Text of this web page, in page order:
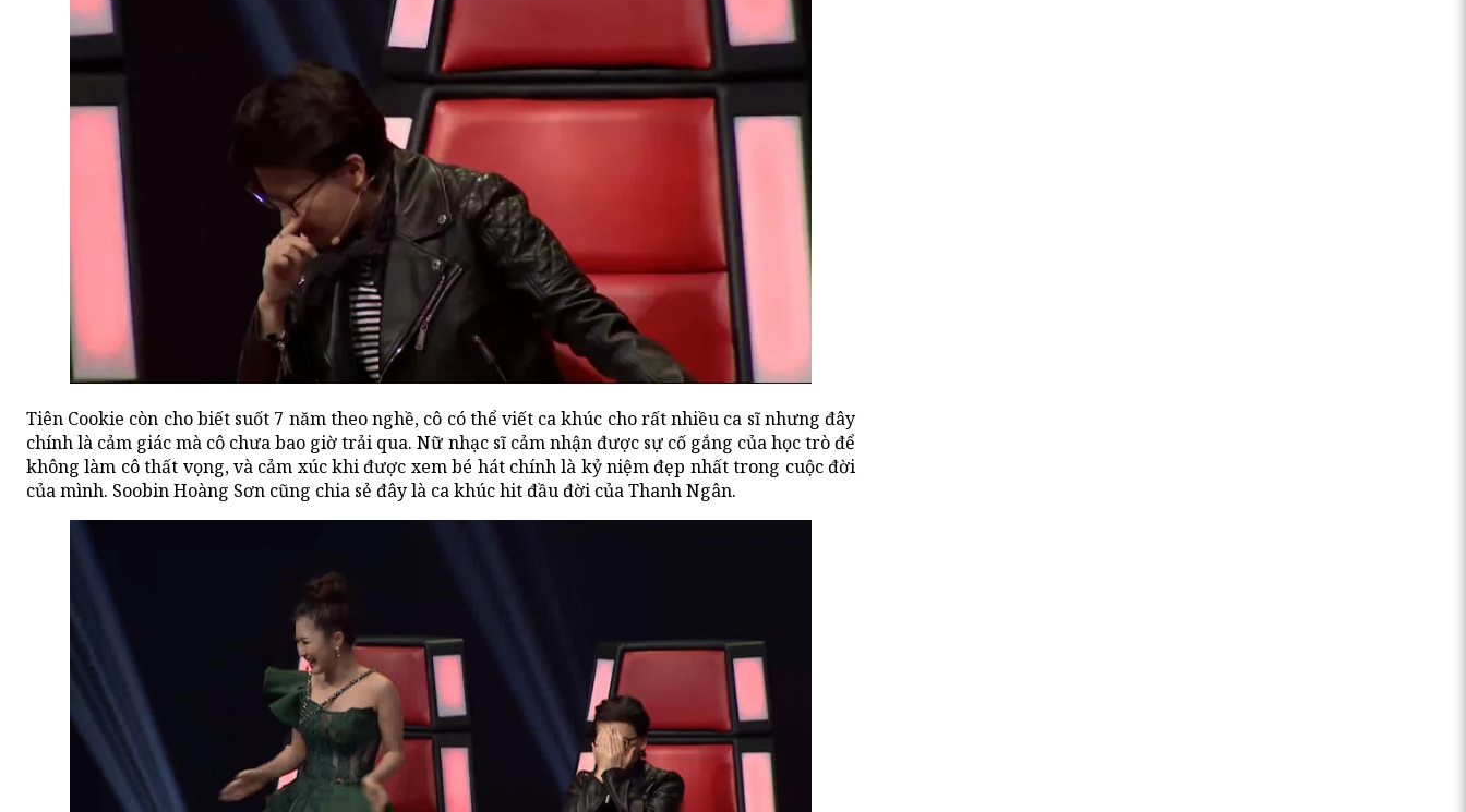
Tiên Cookie còn cho biết suốt 7 năm theo nghề, cô có thể viết ca khúc cho rất nhiều ca sĩ nhưng đây
chính là cảm giác mà cô chưa bao giờ trải qua. Nữ nhạc sĩ cảm nhận được sự cố gắng của học trò để
không làm cô thất vọng, và cảm xúc khi được xem bé hát chính là kỷ niệm đẹp nhất trong cuộc đời
của mình. Soobin Hoàng Sơn cũng chia sẻ đây là ca khúc hit đầu đời của Thanh Ngân.